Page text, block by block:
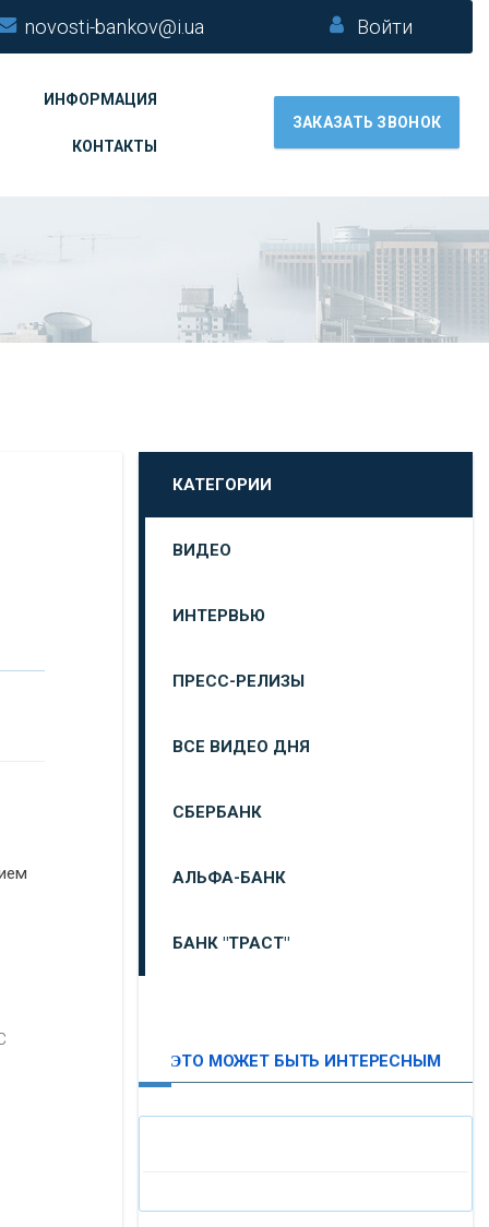
novosti-bankov@i.ua Войти
ИНФОРМАЦИЯ
КОНТАКТЫ
ЗАКАЗАТЬ ЗВОНОК
КАТЕГОРИИ
ВИДЕО
ИНТЕРВЬЮ
ПРЕСС-РЕЛИЗЫ
ВСЕ ВИДЕО ДНЯ
СБЕРБАНК
АЛЬФА-БАНК
БАНК "ТРАСТ"
ЭТО МОЖЕТ БЫТЬ ИНТЕРЕСНЫМ